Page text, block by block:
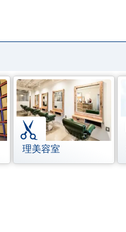
理美容室